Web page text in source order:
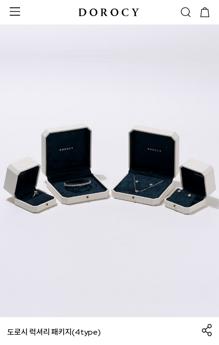
도로시 럭셔리 패키지(4type)